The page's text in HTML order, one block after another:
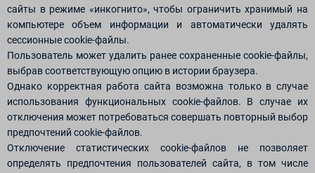
сайты в режиме «инкогнито», чтобы ограничить хранимый на
компьютере объем информации и автоматически удалять
сессионные cookie-файлы.
Пользователь может удалить ранее сохраненные cookie-файлы,
выбрав соответствующую опцию в истории браузера.
Однако корректная работа сайта возможна только в случае
использования функциональных cookie-файлов. В случае их
отключения может потребоваться совершать повторный выбор
предпочтений cookie-файлов.
Отключение статистических cookie-файлов не позволяет
определять предпочтения пользователей сайта, в том числе